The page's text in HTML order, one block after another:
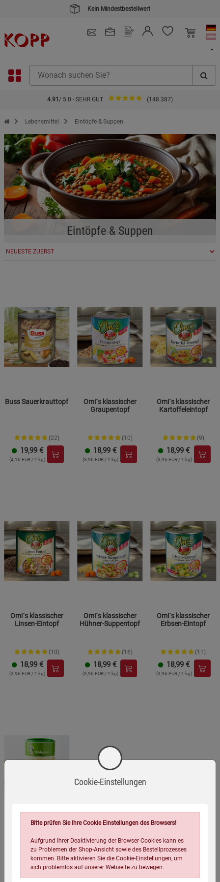
Kein Mindestbestellwert
4.91 / 5.0 - SEHR GUT (148.387)
Zur Startseite des Kopp Verlag Online-Shop
Lebensmittel Eintöpfe & Suppen
Eintöpfe & Suppen
Buss Sauerkrauttopf
(22)
19,99 €
(4,16 EUR / 1 kg)
Omi´s klassischer
Graupentopf
(10)
18,99 €
(3,96 EUR / 1 kg)
Omi´s klassischer
Kartoffeleintopf
(9)
18,99 €
(3,96 EUR / 1 kg)
Omi´s klassischer
Linsen-Eintopf
(10)
18,99 €
(3,96 EUR / 1 kg)
Omi´s klassischer
Hühner-Suppentopf
(16)
18,99 €
(3,96 EUR / 1 kg)
Omi´s klassischer
Erbsen-Eintopf
(11)
18,99 €
(3,96 EUR / 1 kg)
Fastensuppe - das
Original - 100 % rein
pflanzlich
(103)
8,99 €
Cookie-Einstellungen
Bitte prüfen Sie Ihre Cookie Einstellungen des Browsers!
Aufgrund Ihrer Deaktivierung der Browser-Cookies kann es
zu Problemen der Shop-Ansicht sowie des Bestellprozesses
kommen. Bitte aktivieren Sie die Cookie-Einstellungen, um
sich problemlos auf unserer Webseite zu bewegen.